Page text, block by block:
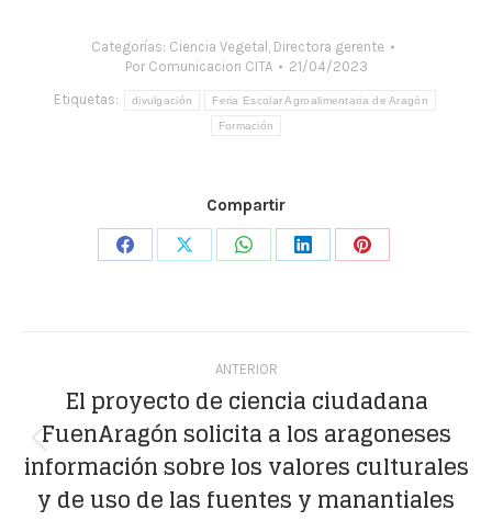
Categorías: Ciencia Vegetal Directora gerente
Por Comunicacion CITA 21/04/2023
Etiquetas: divulgación Feria Escolar Agroalimentaria de Aragón
Formación
Compartir
Share
Share
Share
Share
Share
Navegación
entre
publicaciones
ANTERIOR
anterior:
El proyecto de ciencia ciudadana
FuenAragón solicita a los aragoneses
información sobre los valores culturales
y de uso de las fuentes y manantiales